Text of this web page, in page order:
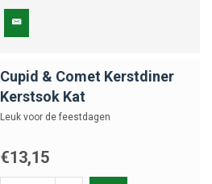
Cupid & Comet Kerstdiner
Kerstsok Kat
Leuk voor de feestdagen
€13,15